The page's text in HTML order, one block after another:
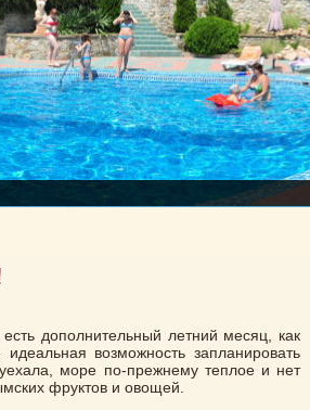
дополнительный летний месяц, как
возможность запланировать
море по-прежнему теплое и нет
фруктов и овощей.